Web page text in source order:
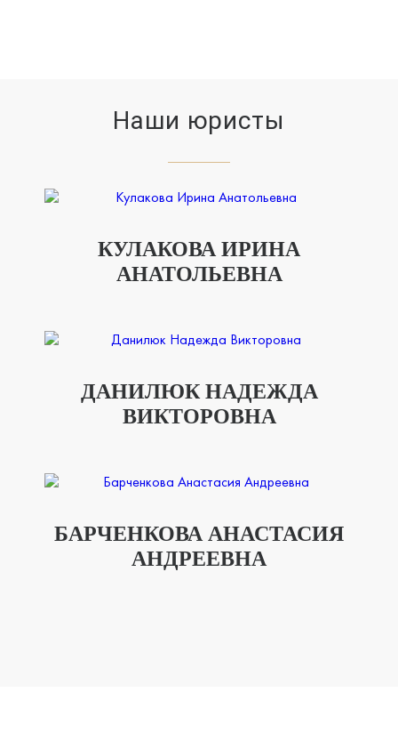
Наши юристы
КУЛАКОВА ИРИНА
АНАТОЛЬЕВНА
ДАНИЛЮК НАДЕЖДА
ВИКТОРОВНА
БАРЧЕНКОВА АНАСТАСИЯ
АНДРЕЕВНА